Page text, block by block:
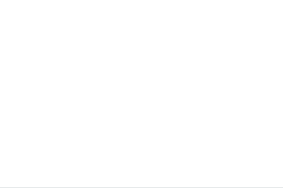
スト
定資格（GAIQ）